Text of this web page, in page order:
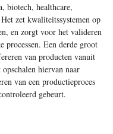
biotech, healthcare,
zet kwaliteitssystemen op
en zorgt voor het valideren
Een derde groot
van producten ­vanuit
hiervan naar
van een productieproces
gebeurt.